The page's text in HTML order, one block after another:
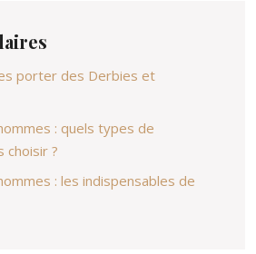
porter des Derbies et
: quels types de
choisir ?
: les indispensables de